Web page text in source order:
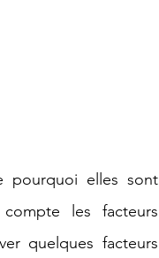
pourquoi elles sont
les facteurs
quelques facteurs